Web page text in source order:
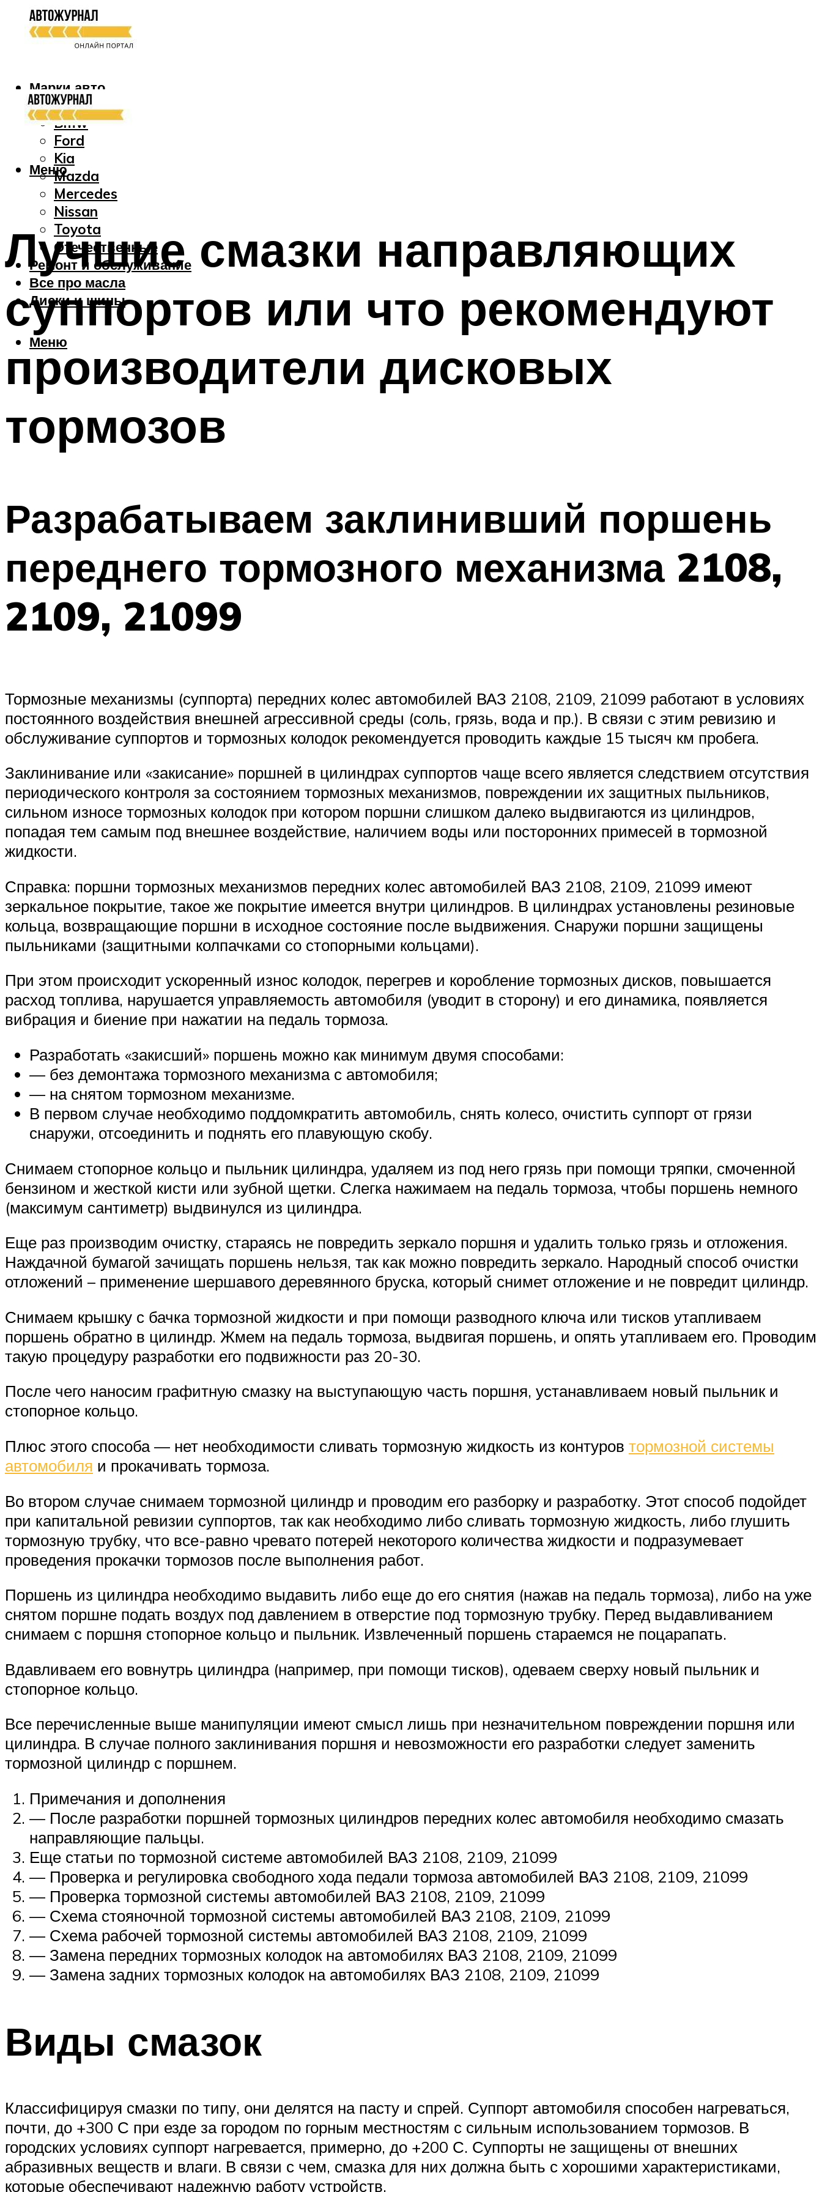
Марки авто
Audi
Bmw
Ford
Kia
Mazda
Mercedes
Nissan
Toyota
Отечественные
Ремонт и обслуживание
Все про масла
Диски и шины
Меню
Меню
Лучшие смазки направляющих
суппортов или что рекомендуют
производители дисковых
тормозов
Разрабатываем заклинивший поршень
переднего тормозного механизма 2108,
2109, 21099
Тормозные механизмы (суппорта) передних колес автомобилей ВАЗ 2108, 2109, 21099 работают в условиях
постоянного воздействия внешней агрессивной среды (соль, грязь, вода и пр.). В связи с этим ревизию и
обслуживание суппортов и тормозных колодок рекомендуется проводить каждые 15 тысяч км пробега.
Заклинивание или «закисание» поршней в цилиндрах суппортов чаще всего является следствием отсутствия
периодического контроля за состоянием тормозных механизмов, повреждении их защитных пыльников,
сильном износе тормозных колодок при котором поршни слишком далеко выдвигаются из цилиндров,
попадая тем самым под внешнее воздействие, наличием воды или посторонних примесей в тормозной
жидкости.
Справка: поршни тормозных механизмов передних колес автомобилей ВАЗ 2108, 2109, 21099 имеют
зеркальное покрытие, такое же покрытие имеется внутри цилиндров. В цилиндрах установлены резиновые
кольца, возвращающие поршни в исходное состояние после выдвижения. Снаружи поршни защищены
пыльниками (защитными колпачками со стопорными кольцами).
При этом происходит ускоренный износ колодок, перегрев и коробление тормозных дисков, повышается
расход топлива, нарушается управляемость автомобиля (уводит в сторону) и его динамика, появляется
вибрация и биение при нажатии на педаль тормоза.
Разработать «закисший» поршень можно как минимум двумя способами:
— без демонтажа тормозного механизма с автомобиля;
— на снятом тормозном механизме.
В первом случае необходимо поддомкратить автомобиль, снять колесо, очистить суппорт от грязи
снаружи, отсоединить и поднять его плавующую скобу.
Снимаем стопорное кольцо и пыльник цилиндра, удаляем из под него грязь при помощи тряпки, смоченной
бензином и жесткой кисти или зубной щетки. Слегка нажимаем на педаль тормоза, чтобы поршень немного
(максимум сантиметр) выдвинулся из цилиндра.
Еще раз производим очистку, стараясь не повредить зеркало поршня и удалить только грязь и отложения.
Наждачной бумагой зачищать поршень нельзя, так как можно повредить зеркало. Народный способ очистки
отложений – применение шершавого деревянного бруска, который снимет отложение и не повредит цилиндр.
Снимаем крышку с бачка тормозной жидкости и при помощи разводного ключа или тисков утапливаем
поршень обратно в цилиндр. Жмем на педаль тормоза, выдвигая поршень, и опять утапливаем его. Проводим
такую процедуру разработки его подвижности раз 20-30.
После чего наносим графитную смазку на выступающую часть поршня, устанавливаем новый пыльник и
стопорное кольцо.
Плюс этого способа — нет необходимости сливать тормозную жидкость из контуров тормозной системы
автомобиля и прокачивать тормоза.
Во втором случае снимаем тормозной цилиндр и проводим его разборку и разработку. Этот способ подойдет
при капитальной ревизии суппортов, так как необходимо либо сливать тормозную жидкость, либо глушить
тормозную трубку, что все-равно чревато потерей некоторого количества жидкости и подразумевает
проведения прокачки тормозов после выполнения работ.
Поршень из цилиндра необходимо выдавить либо еще до его снятия (нажав на педаль тормоза), либо на уже
снятом поршне подать воздух под давлением в отверстие под тормозную трубку. Перед выдавливанием
снимаем с поршня стопорное кольцо и пыльник. Извлеченный поршень стараемся не поцарапать.
Вдавливаем его вовнутрь цилиндра (например, при помощи тисков), одеваем сверху новый пыльник и
стопорное кольцо.
Все перечисленные выше манипуляции имеют смысл лишь при незначительном повреждении поршня или
цилиндра. В случае полного заклинивания поршня и невозможности его разработки следует заменить
тормозной цилиндр с поршнем.
Примечания и дополнения
— После разработки поршней тормозных цилиндров передних колес автомобиля необходимо смазать
направляющие пальцы.
Еще статьи по тормозной системе автомобилей ВАЗ 2108, 2109, 21099
— Проверка и регулировка свободного хода педали тормоза автомобилей ВАЗ 2108, 2109, 21099
— Проверка тормозной системы автомобилей ВАЗ 2108, 2109, 21099
— Схема стояночной тормозной системы автомобилей ВАЗ 2108, 2109, 21099
— Схема рабочей тормозной системы автомобилей ВАЗ 2108, 2109, 21099
— Замена передних тормозных колодок на автомобилях ВАЗ 2108, 2109, 21099
— Замена задних тормозных колодок на автомобилях ВАЗ 2108, 2109, 21099
Виды смазок
Классифицируя смазки по типу, они делятся на пасту и спрей. Суппорт автомобиля способен нагреваться,
почти, до +300 С при езде за городом по горным местностям с сильным использованием тормозов. В
городских условиях суппорт нагревается, примерно, до +200 С. Суппорты не защищены от внешних
абразивных веществ и влаги. В связи с чем, смазка для них должна быть с хорошими характеристиками,
которые обеспечивают надежную работу устройств.